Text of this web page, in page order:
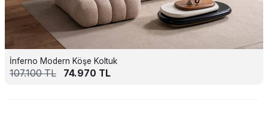
İnferno Modern Köşe Koltuk
107.100TL 74.970 TL